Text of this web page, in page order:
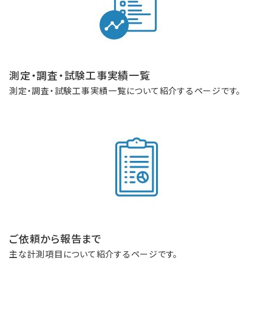
測定・調査・試験工事実績一覧
測定・調査・試験工事実績一覧について紹介するページです。
ご依頼から報告まで
主な計測項目について紹介するページです。